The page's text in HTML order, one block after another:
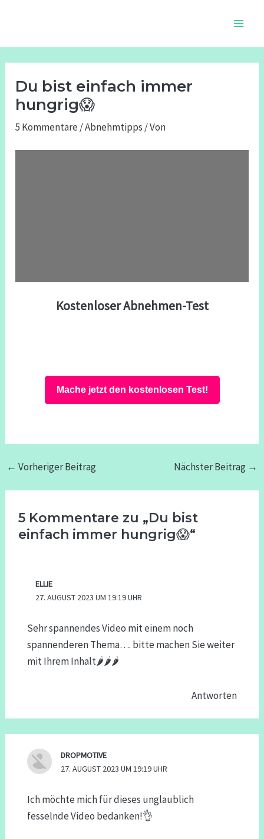
Du bist einfach immer
hungrig😱
5 Kommentare /Abnehmtipps / Von
Kostenloser Abnehmen-Test
Mache jetzt den kostenlosen Test!
← Vorheriger Beitrag Nächster Beitrag →
5 Kommentare zu „Du bist
einfach immer hungrig😱“
ELLIE
27. AUGUST 2023 UM 19:19 UHR
Sehr spannendes Video mit einem noch
spannenderen Thema…. bitte machen Sie weiter
mit Ihrem Inhalt🌶🌶🌶
Antworten
DROPMOTIVE
27. AUGUST 2023 UM 19:19 UHR
Ich möchte mich für dieses unglaublich
fesselnde Video bedanken!👌